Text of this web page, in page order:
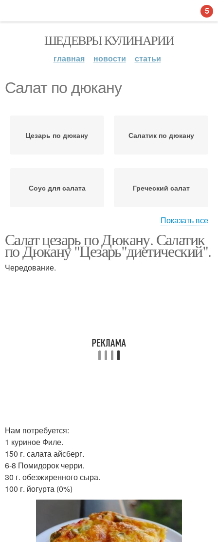
ШЕДЕВРЫ КУЛИНАРИИ
главная новости статьи
Салат по дюкану
Цезарь по дюкану Салатик по дюкану
Соус для салата Греческий салат
Диетические салаты Салаты по дюкану
Показать все
Салат цезарь по Дюкану. Салатик
по Дюкану "Цезарь"диетический".
Чередование.
Нам потребуется:
1 куриное Филе.
150 г. салата айсберг.
6-8 Помидорок черри.
30 г. обезжиренного сыра.
100 г. йогурта (0%)
5